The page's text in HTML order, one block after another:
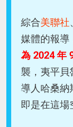
綜合美聯社
媒體的報導
為 2024 年
襲，夷平貝
導人哈桑納
即是在這場